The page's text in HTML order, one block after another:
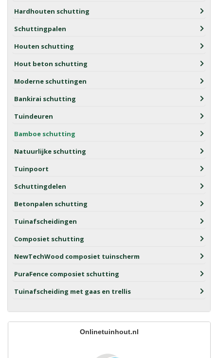
Hardhouten schutting
Schuttingpalen
Houten schutting
Hout beton schutting
Moderne schuttingen
Bankirai schutting
Tuindeuren
Bamboe schutting
Natuurlijke schutting
Tuinpoort
Schuttingdelen
Betonpalen schutting
Tuinafscheidingen
Composiet schutting
NewTechWood composiet tuinscherm
PuraFence composiet schutting
Tuinafscheiding met gaas en trellis
Onlinetuinhout.nl